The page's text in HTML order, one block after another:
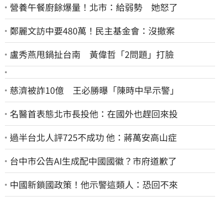
營養午餐廚餘爆量！北市：給弱勢 她怒了
鄭麗文訪中要480萬！民主基金會：沒撤案
盧秀燕甩鍋扯台南 黃偉哲「2問題」打臉
慈濟被詐10億 王必勝曝「陳時中早示警」
名醫首表態北市長投他：在國外也趕回來投
過半台北人評725不成功 他：蔣萬安高山症
台中市公告AI生成配中國國徽？市府道歉了
中國新鎖國政策！他示警這類人：恐回不來